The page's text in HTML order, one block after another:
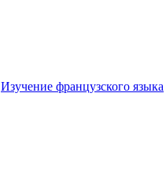
Изучение французского языка